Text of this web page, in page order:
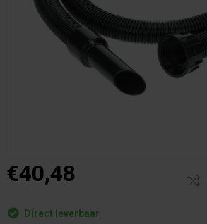
€40,48
Direct leverbaar